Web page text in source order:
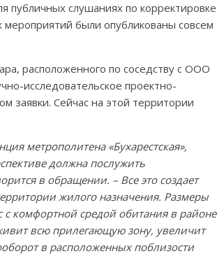
слушаниях по корректировке
были опубликованы совсем
расположенного по соседству с ООО
исследовательское проектно-
заявки. Сейчас на этой территории
метрополитена «Бухарестская»,
должна послужить
в обращении. – Все это создает
жилого назначения. Размеры
комфортной средой обитания в районе
всю прилегающую зону, увеличит
в расположенных поблизости